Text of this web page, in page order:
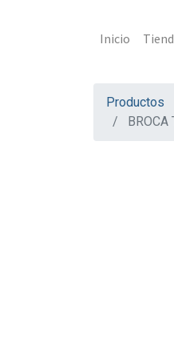
Inicio
Productos
BROCA